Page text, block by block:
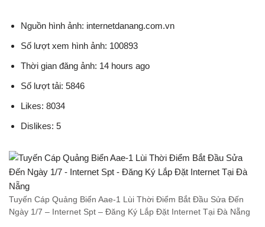
Nguồn hình ảnh: internetdanang.com.vn
Số lượt xem hình ảnh: 100893
Thời gian đăng ảnh: 14 hours ago
Số lượt tải: 5846
Likes: 8034
Dislikes: 5
Tuyến Cáp Quảng Biển Aae-1 Lùi Thời Điểm Bắt Đầu Sửa Đến
Ngày 1/7 – Internet Spt – Đăng Ký Lắp Đặt Internet Tại Đà Nẵng